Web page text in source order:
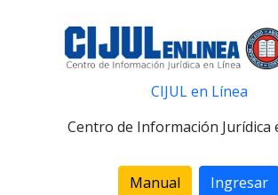
CIJUL en Línea
Centro de Información Jurídica
Manual Ingresar